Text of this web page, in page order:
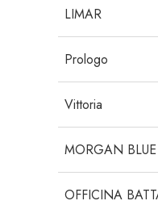
LIMAR
Prologo
Vittoria
MORGAN BLUE
OFFICINA